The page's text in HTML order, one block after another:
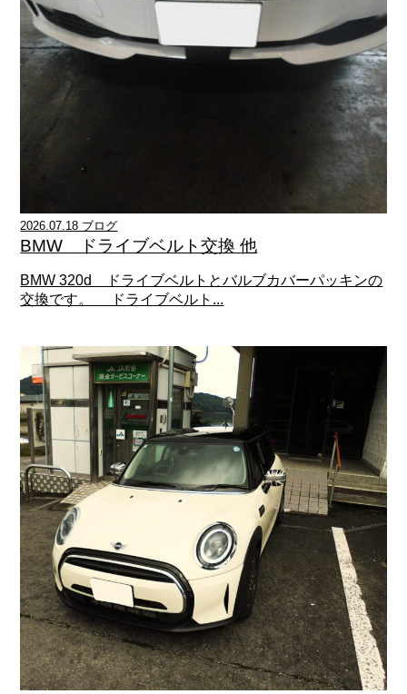
2026.07.18 ブログ
BMW ドライブベルト交換 他
BMW 320d ドライブベルトとバルブカバーパッキンの
交換です。 ドライブベルト...